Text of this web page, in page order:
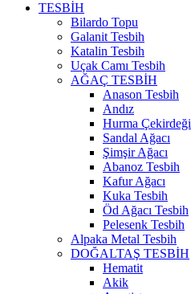
TESBİH
Bilardo Topu
Galanit Tesbih
Katalin Tesbih
Uçak Camı Tesbih
AĞAÇ TESBİH
Anason Tesbih
Andız
Hurma Çekirdeği
Sandal Ağacı
Şimşir Ağacı
Abanoz Tesbih
Kafur Ağacı
Kuka Tesbih
Öd Ağacı Tesbih
Pelesenk Tesbih
Alpaka Metal Tesbih
DOĞALTAŞ TESBİH
Hematit
Akik